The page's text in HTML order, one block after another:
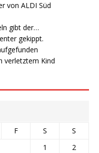
von ALDI Süd
gibt der…
gekippt.
verletztem Kind
F S
S
1
2